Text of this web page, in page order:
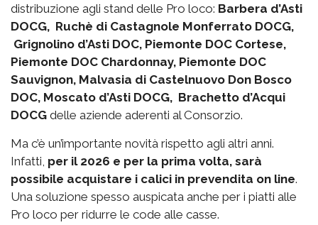
distribuzione agli stand delle Pro loco: Barbera d’Asti
DOCG, Ruchè di Castagnole Monferrato DOCG,
Grignolino d’Asti DOC, Piemonte DOC Cortese,
Piemonte DOC Chardonnay, Piemonte DOC
Sauvignon, Malvasia di Castelnuovo Don Bosco
DOC, Moscato d’Asti DOCG, Brachetto d’Acqui
DOCG delle aziende aderenti al Consorzio.
Ma c’è un’importante novità rispetto agli altri anni.
Infatti, per il 2026 e per la prima volta, sarà
possibile acquistare i calici in prevendita on line.
Una soluzione spesso auspicata anche per i piatti alle
Pro loco per ridurre le code alle casse.